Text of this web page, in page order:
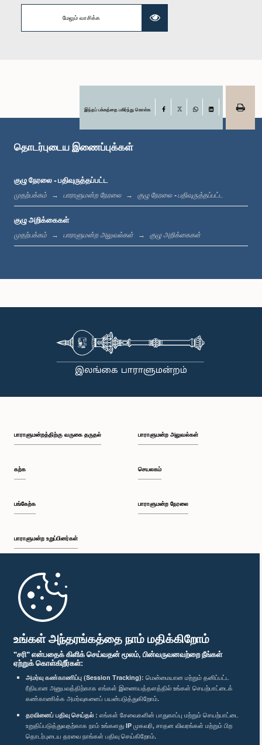
உங்கள் அந்தரங்கத்தை நாம் மதிக்கிறோம்
"சரி" என்பதைக் கிளிக் செய்வதன் மூலம், பின்வருவனவற்றை நீங்கள்
ஏற்றுக் கொள்கிறீர்கள்:
அமர்வு கண்காணிப்பு (Session Tracking): மென்மையான மற்றும் தனிப்பட்ட
ரீதியான அனுபவத்திற்காக எங்கள் இணையத்தளத்தில் உங்கள் செயற்பாட்டைக்
கண்காணிக்க அமர்வுகளைப் பயன்படுத்துகிறோம்.
தரவினைப் பதிவு செய்தல் : எங்கள் சேவைகளின் பாதுகாப்பு மற்றும் செயற்பாட்டை
உறுதிப்படுத்துவதற்காக நாம் உங்களது IP முகவரி, சாதன விவரங்கள் மற்றும் பிற
தொடர்புடைய தரவை நாங்கள் பதிவு செய்கிறோம்.
கௌரவ கலாநிதி ஹரினி அமரசூரிய, பா.உ.
கௌரவ (டாக்டர்) கவிந்த ஹேஷான் ஜயவர்தன, பா.உ.
உறுப்பினர்
மேலும் வாசிக்க
இந்தப் பக்கத்தை பகிர்ந்து கொள்க Facebook
LinkedIn
தொடர்புடைய இணைப்புக்கள்
குழு நேரலை - பதிவுருத்தப்பட்ட
முதற்பக்கம் பாராளுமன்ற நேரலை குழு நேரலை - பதிவுருத்தப்பட்ட
குழு அறிக்கைகள்
முதற்பக்கம் பாராளுமன்ற அலுவல்கள் குழு அறிக்கைகள்
பாராளுமன்றத்திற்கு வருகை தருதல்
கற்க
பங்கேற்க
பாராளுமன்ற உறுப்பினர்கள்
முதற்பக்கம்
பாராளுமன்ற அலுவல்கள்
செயலகம்
பாராளுமன்ற நேரலை
பாராளுமன்ற கையடக்க செயலி
எம்மை பின்தொடர்க :
விருதுகள்